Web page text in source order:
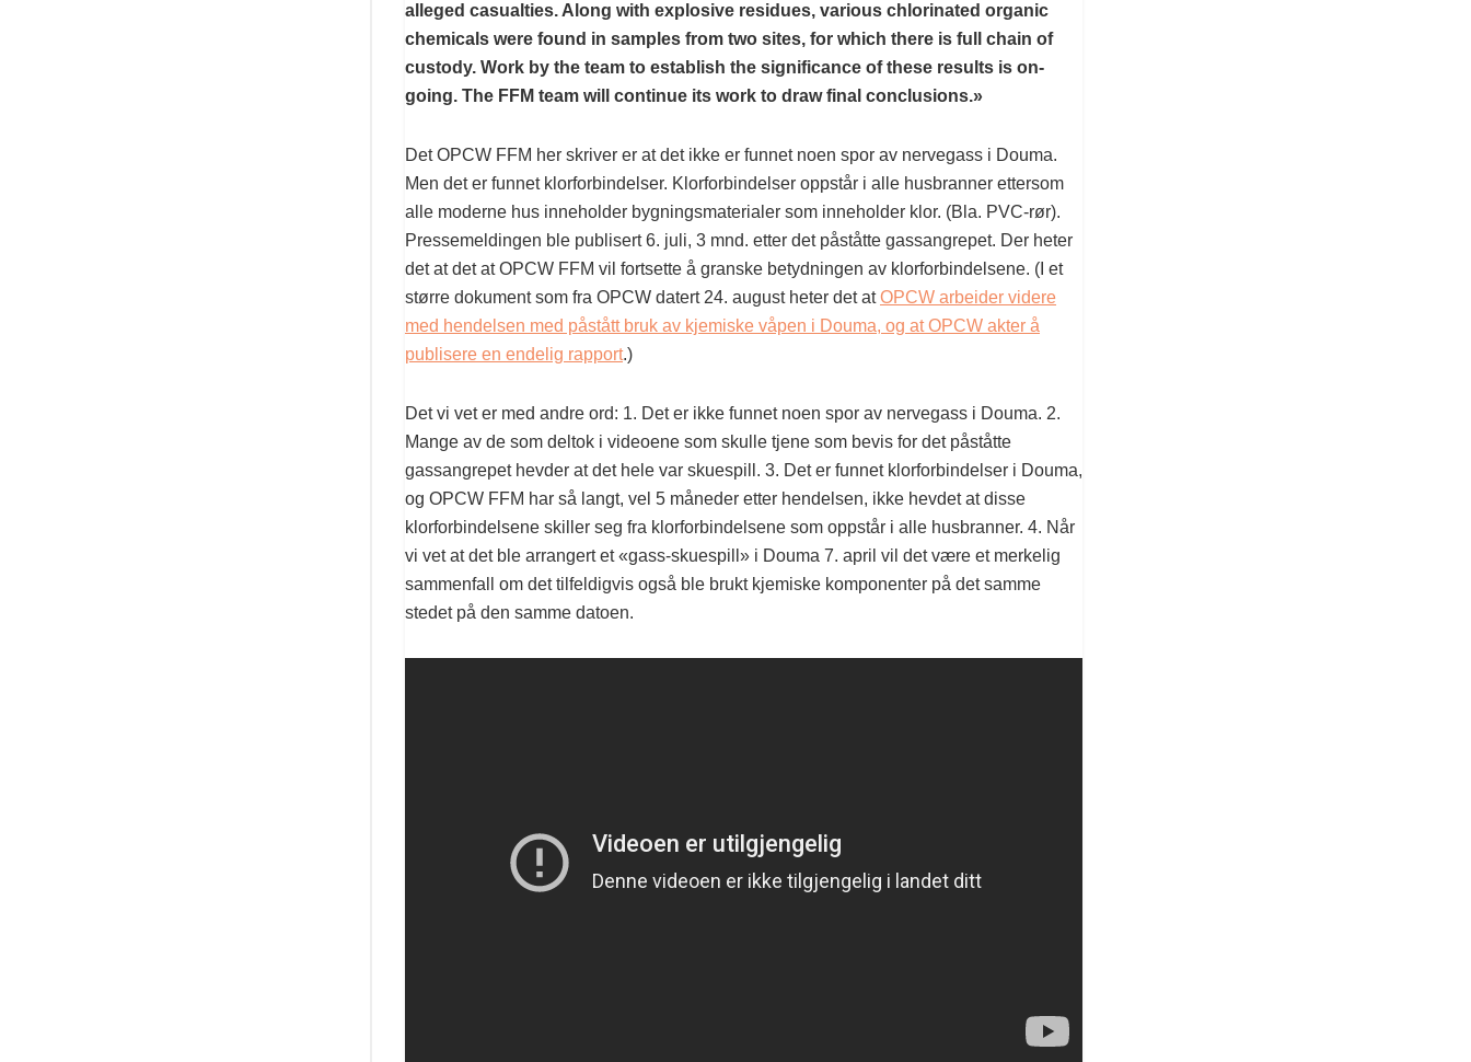
alleged casualties. Along with explosive residues, various chlorinated organic
chemicals were found in samples from two sites, for which there is full chain of
custody. Work by the team to establish the significance of these results is on-
going. The FFM team will continue its work to draw final conclusions.»
Det OPCW FFM her skriver er at det ikke er funnet noen spor av nervegass i Douma.
Men det er funnet klorforbindelser. Klorforbindelser oppstår i alle husbranner ettersom
alle moderne hus inneholder bygningsmaterialer som inneholder klor. (Bla. PVC-rør).
Pressemeldingen ble publisert 6. juli, 3 mnd. etter det påståtte gassangrepet. Der heter
det at det at OPCW FFM vil fortsette å granske betydningen av klorforbindelsene. (I et
større dokument som fra OPCW datert 24. august heter det atOPCW arbeider videre
med hendelsen med påstått bruk av kjemiske våpen i Douma, og at OPCW akter å
publisere en endelig rapport.)
Det vi vet er med andre ord: 1. Det er ikke funnet noen spor av nervegass i Douma. 2.
Mange av de som deltok i videoene som skulle tjene som bevis for det påståtte
gassangrepet hevder at det hele var skuespill. 3. Det er funnet klorforbindelser i Douma,
og OPCW FFM har så langt, vel 5 måneder etter hendelsen, ikke hevdet at disse
klorforbindelsene skiller seg fra klorforbindelsene som oppstår i alle husbranner. 4. Når
vi vet at det ble arrangert et «gass-skuespill» i Douma 7. april vil det være et merkelig
sammenfall om det tilfeldigvis også ble brukt kjemiske komponenter på det samme
stedet på den samme datoen.